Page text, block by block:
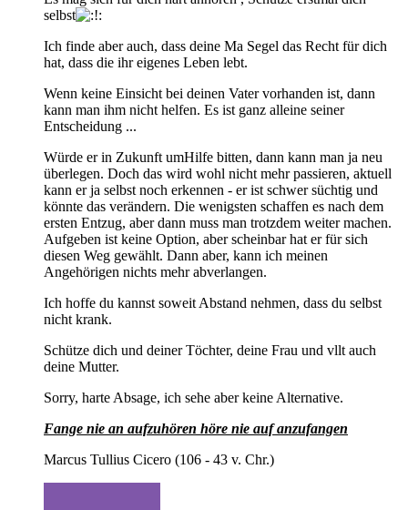
selbst
Ich finde aber auch, dass deine Ma Segel das Recht für dich
hat, dass die ihr eigenes Leben lebt.
Wenn keine Einsicht bei deinen Vater vorhanden ist, dann
kann man ihm nicht helfen. Es ist ganz alleine seiner
Entscheidung ...
Würde er in Zukunft umHilfe bitten, dann kann man ja neu
überlegen. Doch das wird wohl nicht mehr passieren, aktuell
kann er ja selbst noch erkennen - er ist schwer süchtig und
könnte das verändern. Die wenigsten schaffen es nach dem
ersten Entzug, aber dann muss man trotzdem weiter machen.
Aufgeben ist keine Option, aber scheinbar hat er für sich
diesen Weg gewählt. Dann aber, kann ich meinen
Angehörigen nichts mehr abverlangen.
Ich hoffe du kannst soweit Abstand nehmen, dass du selbst
nicht krank.
Schütze dich und deiner Töchter, deine Frau und vllt auch
deine Mutter.
Sorry, harte Absage, ich sehe aber keine Alternative.
Fange nie an aufzuhören höre nie auf anzufangen
Marcus Tullius Cicero (106 - 43 v. Chr.)